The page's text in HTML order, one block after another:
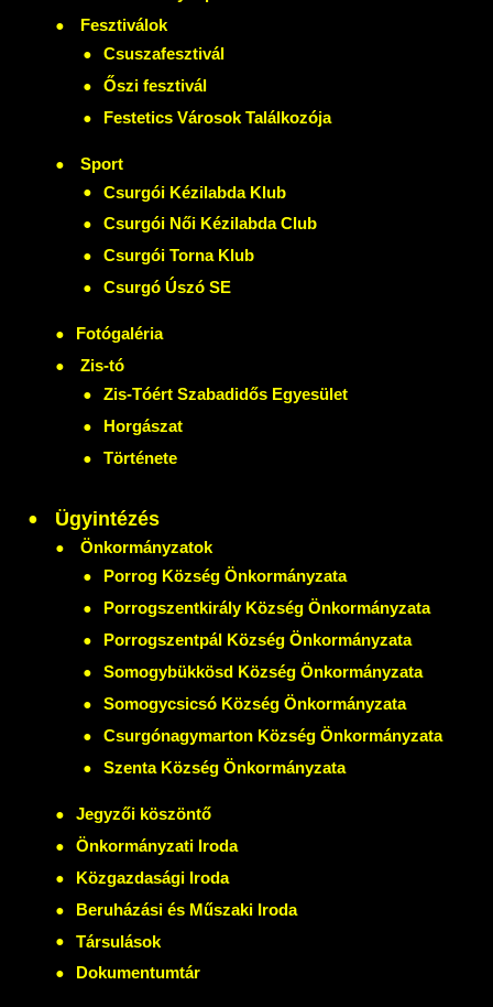
Fesztiválok
Csuszafesztivál
Őszi fesztivál
Festetics Városok Találkozója
Sport
Csurgói Kézilabda Klub
Csurgói Női Kézilabda Club
Csurgói Torna Klub
Csurgó Úszó SE
Fotógaléria
Zis-tó
Zis-Tóért Szabadidős Egyesület
Horgászat
Története
Ügyintézés
Önkormányzatok
Porrog Község Önkormányzata
Porrogszentkirály Község Önkormányzata
Porrogszentpál Község Önkormányzata
Somogybükkösd Község Önkormányzata
Somogycsicsó Község Önkormányzata
Csurgónagymarton Község Önkormányzata
Szenta Község Önkormányzata
Jegyzői köszöntő
Önkormányzati Iroda
Közgazdasági Iroda
Beruházási és Műszaki Iroda
Társulások
Dokumentumtár